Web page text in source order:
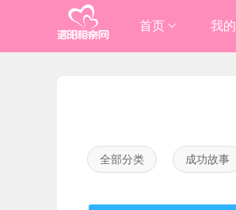
首页
 伊川/嵩县
我的
全部分类 成功故事